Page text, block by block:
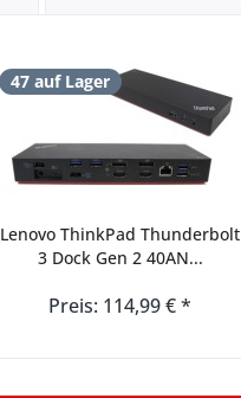
47 auf Lager
Lenovo ThinkPad Thunderbolt
3 Dock Gen 2 40AN...
Preis: 114,99 € *